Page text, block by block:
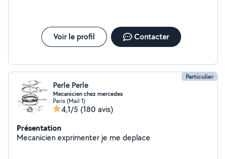
Voir le profil Contacter
Particulier
Perle Perle
Mecanicien chez mercedes
Paris (Mail 1)
4,1/5 (180 avis)
Présentation
Mecanicien exprimenter je me deplace